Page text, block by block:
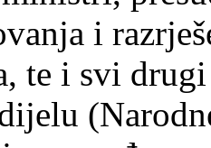
i
te i svi